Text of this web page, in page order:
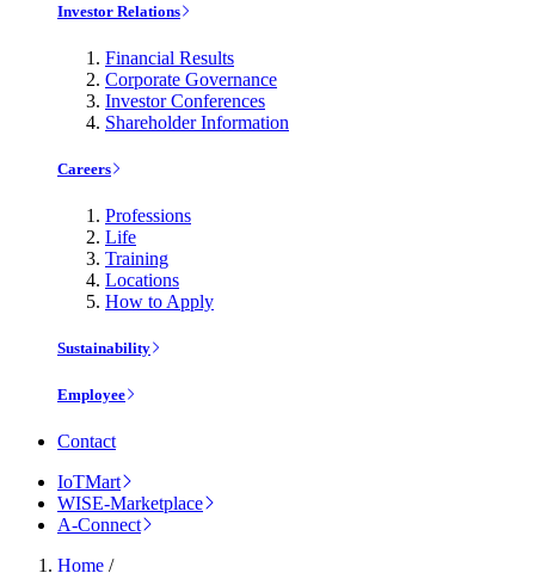
Investor Relations
Financial Results
Corporate Governance
Investor Conferences
Shareholder Information
Careers
Professions
Life
Training
Locations
How to Apply
Sustainability
Employee
Contact
IoTMart
WISE-Marketplace
A-Connect
Home /